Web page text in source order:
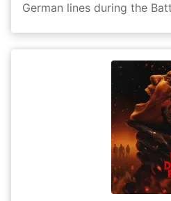
German lines during the